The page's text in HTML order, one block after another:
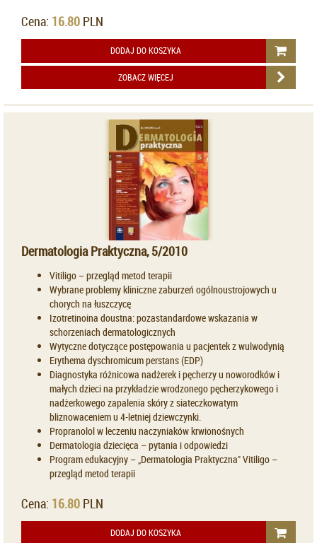
Cena: 16.80 PLN
DODAJ DO KOSZYKA
ZOBACZ WIĘCEJ
Dermatologia Praktyczna, 5/2010
Vitiligo – przegląd metod terapii
Wybrane problemy kliniczne zaburzeń ogólnoustrojowych u
chorych na łuszczycę
Izotretinoina doustna: pozastandardowe wskazania w
schorzeniach dermatologicznych
Wytyczne dotyczące postępowania u pacjentek z wulwodynią
Erythema dyschromicum perstans (EDP)
Diagnostyka różnicowa nadżerek i pęcherzy u noworodków i
małych dzieci na przykładzie wrodzonego pęcherzykowego i
nadżerkowego zapalenia skóry z siateczkowatym
bliznowaceniem u 4-letniej dziewczynki.
Propranolol w leczeniu naczyniaków krwionośnych
Dermatologia dziecięca – pytania i odpowiedzi
Program edukacyjny – „Dermatologia Praktyczna" Vitiligo –
przegląd metod terapii
Cena: 16.80 PLN
DODAJ DO KOSZYKA